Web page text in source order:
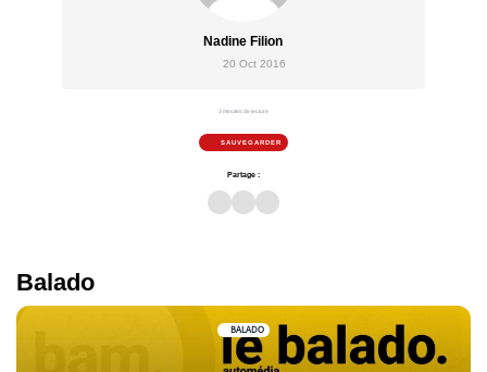
Nadine Filion
20 Oct 2016
3 minutes de lecture
SAUVEGARDER
Partage :
Balado
BALADO